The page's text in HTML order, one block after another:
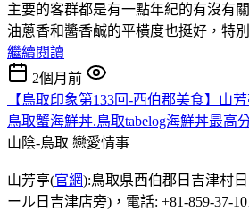
主要的客群都是有一點年紀的有沒有
油蔥香和醬香鹹的平橫度也挺好，特
繼續閱讀
2個月前
【鳥取印象第133回-西伯郡美食】山
鳥取蟹海鮮丼.鳥取tabelog海鮮丼最高
山陰-鳥取 戀愛情事
山芳亭(官網):鳥取県西伯郡日吉津村
ール日吉津店旁)，電話: +81-859-37-